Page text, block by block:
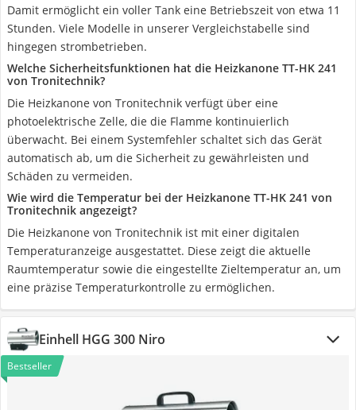
Damit ermöglicht ein voller Tank eine Betriebszeit von etwa 11
Stunden. Viele Modelle in unserer Vergleichstabelle sind
hingegen strombetrieben.
Welche Sicherheitsfunktionen hat die Heizkanone TT-HK 241
von Tronitechnik?
Die Heizkanone von Tronitechnik verfügt über eine
photoelektrische Zelle, die die Flamme kontinuierlich
überwacht. Bei einem Systemfehler schaltet sich das Gerät
automatisch ab, um die Sicherheit zu gewährleisten und
Schäden zu vermeiden.
Wie wird die Temperatur bei der Heizkanone TT-HK 241 von
Tronitechnik angezeigt?
Die Heizkanone von Tronitechnik ist mit einer digitalen
Temperaturanzeige ausgestattet. Diese zeigt die aktuelle
Raumtemperatur sowie die eingestellte Zieltemperatur an, um
eine präzise Temperaturkontrolle zu ermöglichen.
Einhell HGG 300 Niro
Bestseller